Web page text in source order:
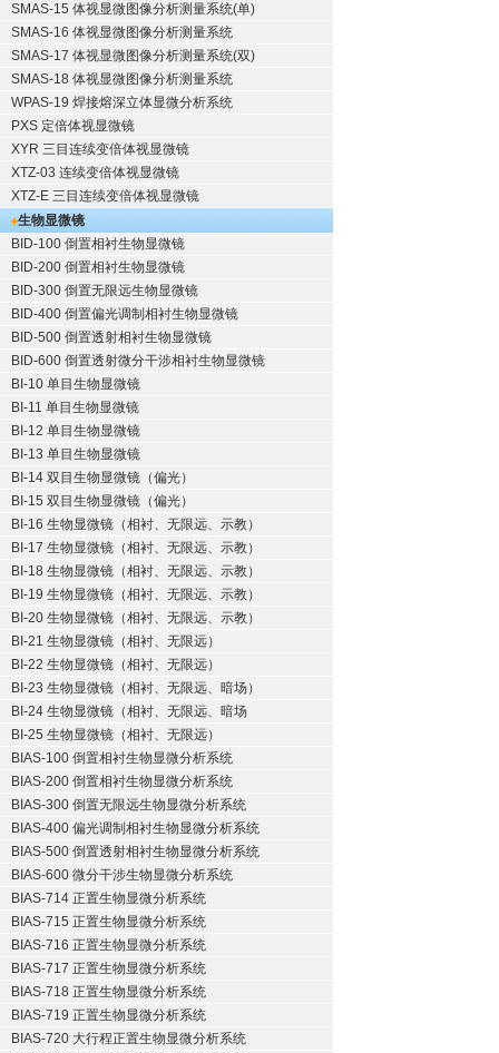
SMAS-15 体视显微图像分析测量系统(单)
SMAS-16 体视显微图像分析测量系统
SMAS-17 体视显微图像分析测量系统(双)
SMAS-18 体视显微图像分析测量系统
WPAS-19 焊接熔深立体显微分析系统
PXS 定倍体视显微镜
XYR 三目连续变倍体视显微镜
XTZ-03 连续变倍体视显微镜
XTZ-E 三目连续变倍体视显微镜
生物显微镜
BID-100 倒置相衬生物显微镜
BID-200 倒置相衬生物显微镜
BID-300 倒置无限远生物显微镜
BID-400 倒置偏光调制相衬生物显微镜
BID-500 倒置透射相衬生物显微镜
BID-600 倒置透射微分干涉相衬生物显微镜
BI-10 单目生物显微镜
BI-11 单目生物显微镜
BI-12 单目生物显微镜
BI-13 单目生物显微镜
BI-14 双目生物显微镜（偏光）
BI-15 双目生物显微镜（偏光）
BI-16 生物显微镜（相衬、无限远、示教）
BI-17 生物显微镜（相衬、无限远、示教）
BI-18 生物显微镜（相衬、无限远、示教）
BI-19 生物显微镜（相衬、无限远、示教）
BI-20 生物显微镜（相衬、无限远、示教）
BI-21 生物显微镜（相衬、无限远）
BI-22 生物显微镜（相衬、无限远）
BI-23 生物显微镜（相衬、无限远、暗场）
BI-24 生物显微镜（相衬、无限远、暗场
BI-25 生物显微镜（相衬、无限远）
BIAS-100 倒置相衬生物显微分析系统
BIAS-200 倒置相衬生物显微分析系统
BIAS-300 倒置无限远生物显微分析系统
BIAS-400 偏光调制相衬生物显微分析系统
BIAS-500 倒置透射相衬生物显微分析系统
BIAS-600 微分干涉生物显微分析系统
BIAS-714 正置生物显微分析系统
BIAS-715 正置生物显微分析系统
BIAS-716 正置生物显微分析系统
BIAS-717 正置生物显微分析系统
BIAS-718 正置生物显微分析系统
BIAS-719 正置生物显微分析系统
BIAS-720 大行程正置生物显微分析系统